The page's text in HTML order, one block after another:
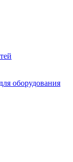
оборудования